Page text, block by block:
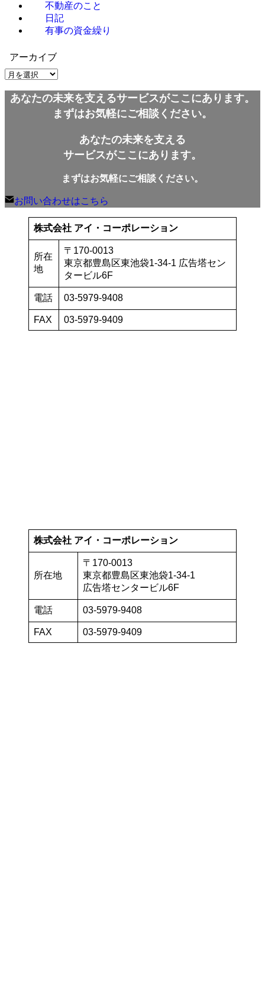
不動産のこと
日記
有事の資金繰り
アーカイブ
ア
カあなたの未来を支えるサービスがここにあります。
まずはお気軽にご相談ください。
あなたの未来を支える
サービスがここにあります。
まずはお気軽にご相談ください。
お問い合わせはこちら
株式会社 アイ・コーポレーション
所在
地
〒170-0013
東京都豊島区東池袋1-34-1 広告塔セン
タービル6F
電話 03-5979-9408
FAX 03-5979-9409
株式会社 アイ・コーポレーション
所在地
〒170-0013
東京都豊島区東池袋1-34-1
広告塔センタービル6F
電話 03-5979-9408
FAX 03-5979-9409